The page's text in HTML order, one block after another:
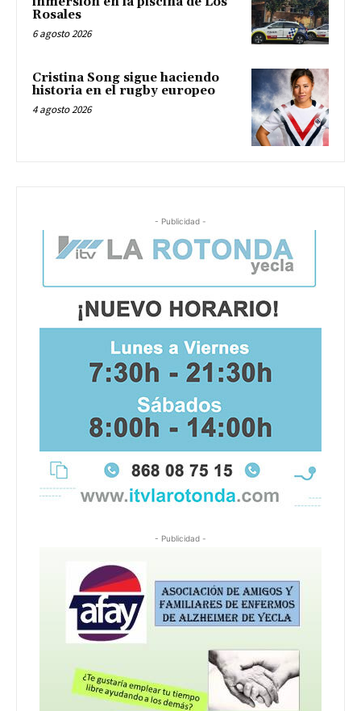
Rosales
6 agosto 2026
Cristina Song sigue haciendo
historia en el rugby europeo
4 agosto 2026
- Publicidad -
- Publicidad -